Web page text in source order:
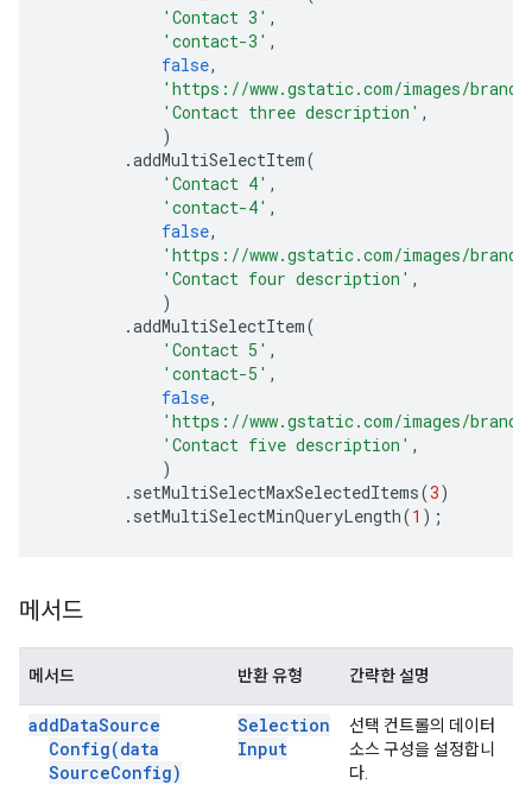
'Contact 3' ,
'contact-3' ,
false,
'https://www.gstatic.com/images/
'Contact three description' ,
)
.addMultiSelectItem(
'Contact 4' ,
'contact-4' ,
false,
'https://www.gstatic.com/images/
'Contact four description' ,
)
.addMultiSelectItem(
'Contact 5' ,
'contact-5' ,
false,
'https://www.gstatic.com/images/
'Contact five description' ,
)
. setMultiSelectMaxSelectedItems(3)
. setMultiSelectMinQueryLength(1 );
메서드
메서드 반환 유형 간략한 설명
addDataSource
Config(data
SourceConfig)
Selection
Input
선택 컨트롤의 데이터
소스 구성을 설정합니
다.